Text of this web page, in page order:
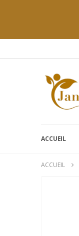
ACCUEIL
ACCUEIL